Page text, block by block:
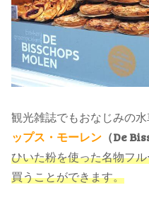
観光雑誌でもおなじみの
ップス・モーレン （De
ひいた粉を使った名物フ
買うことができます。